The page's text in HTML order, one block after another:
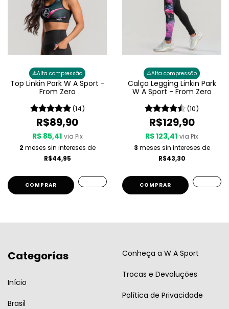
⚠️Alta compressão
Top Linkin Park W A Sport -
From Zero
(14)
R$89,90
R$ 85,41 via Pix
2 meses sin intereses de
R$44,95
COMPRAR
⚠️Alta compressão
Calça Legging Linkin Park
W A Sport - From Zero
(10)
R$129,90
R$ 123,41 via Pix
3 meses sin intereses de
R$43,30
COMPRAR
Categorías
Início
Brasil
Conheça a W A Sport
Trocas e Devoluções
Política de Privacidade